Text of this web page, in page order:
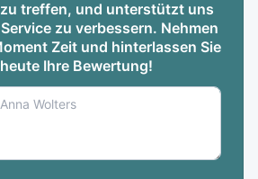
treffen, und unterstützt uns
zu verbessern. Nehmen
Zeit und hinterlassen Sie
Ihre Bewertung!